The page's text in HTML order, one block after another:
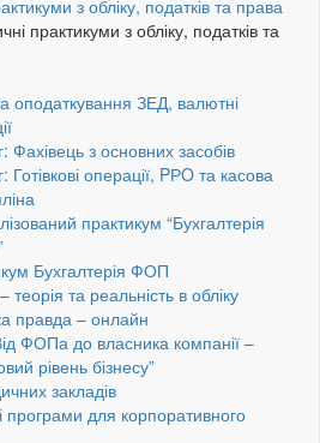
з обліку, податків та права
практикуми з обліку, податків та
оподаткування ЗЕД, валютні
Фахівець з основних засобів
Готівкові операції, PРO та касова
практикум “Бухгалтерія
Бухгалтерія ФОП
теорія та реальність в обліку
правда – онлайн
ФОПа до власника компанії –
рівень бізнесу”
закладів
програми для корпоративного